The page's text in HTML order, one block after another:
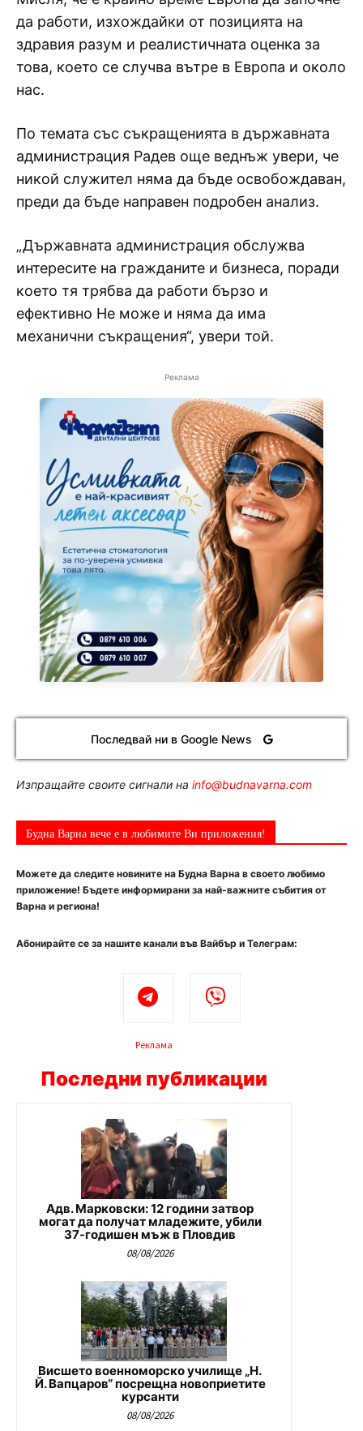
да работи, изхождайки от позицията на
здравия разум и реалистичната оценка за
това, което се случва вътре в Европа и около
нас.
По темата със съкращенията в държавната
администрация Радев още веднъж увери, че
никой служител няма да бъде освобождаван,
преди да бъде направен подробен анализ.
„Държавната администрация обслужва
интересите на гражданите и бизнеса, поради
което тя трябва да работи бързо и
ефективно Не може и няма да има
механични съкращения“, увери той.
Реклама
Последвай ни в Google News
Изпращайте своите сигнали на info@budnavarna.com
Будна Варна вече е в любимите Ви приложения!
Можете да следите новините на Будна Варна в своето любимо
приложение! Бъдете информирани за най-важните събития от
Варна и региона!
Абонирайте се за нашите канали във Вайбър и Телеграм:
Реклама
Последни публикации
Адв. Марковски: 12 години затвор
могат да получат младежите, убили
37-годишен мъж в Пловдив
08/08/2026
Висшето военноморско училище „Н.
Й. Вапцаров“ посрещна новоприетите
курсанти
08/08/2026